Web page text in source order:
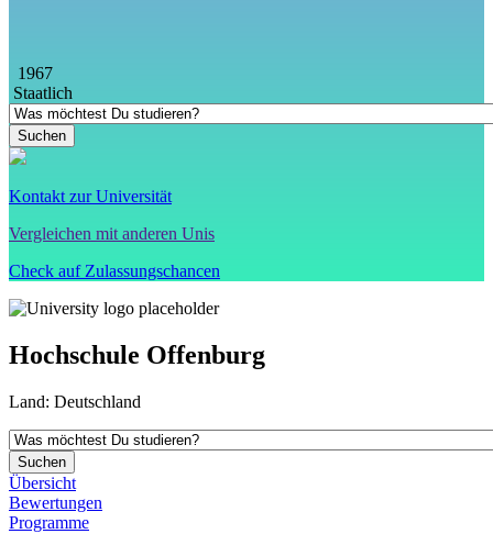
1967
Staatlich
Kontakt zur Universität
Vergleichen mit anderen Unis
Check auf Zulassungschancen
Hochschule Offenburg
Land: Deutschland
Übersicht
Bewertungen
Programme